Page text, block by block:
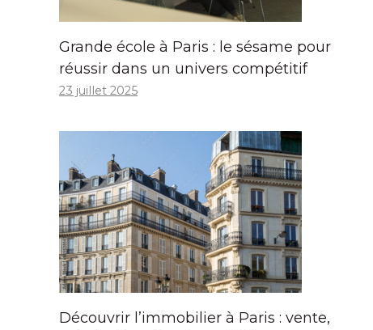
Grande école à Paris : le sésame pour
réussir dans un univers compétitif
23 juillet 2025
Découvrir l’immobilier à Paris : vente,